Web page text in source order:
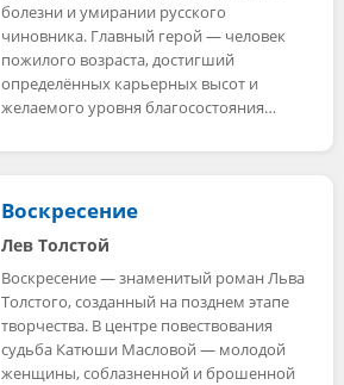
болезни и умирании русского
чиновника. Главный герой — человек
пожилого возраста, достигший
определённых карьерных высот и
желаемого уровня благосостояния…
Воскресение
Лев Толстой
Воскресение — знаменитый роман Льва
Толстого, созданный на позднем этапе
творчества. В центре повествования
судьба Катюши Масловой — молодой
женщины, соблазненной и брошенной